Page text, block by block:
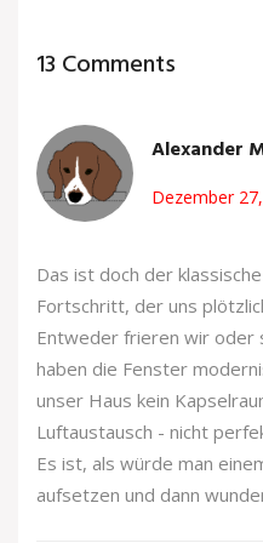
13 Comments
Alexander
Dezember
Das ist doch der
Fortschritt, der uns
Entweder frieren wir oder
haben die Fenster
unser Haus kein
Luftaustausch - nicht
Es ist, als würde man
aufsetzen und dann